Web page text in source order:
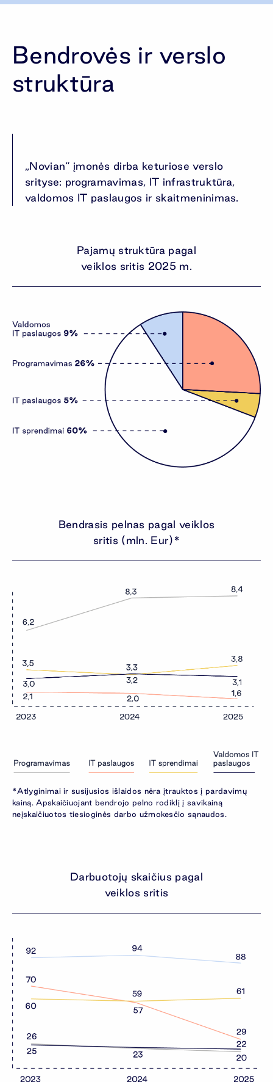
Bendrovės ir verslo
struktūra
„Novian“ įmonės dirba keturiose verslo
srityse: programavimas, IT infrastruktūra,
valdomos IT paslaugos ir skaitmeninimas.
Pajamų struktūra pagal
veiklos sritis 2025 m.
Bendrasis pelnas pagal veiklos
sritis (mln. Eur)*
*Atlyginimai ir susijusios išlaidos nėra įtrauktos į pardavimų
kainą. Apskaičiuojant bendrojo pelno rodiklį į savikainą
neįskaičiuotos tiesioginės darbo užmokesčio sąnaudos.
Darbuotojų skaičius pagal
veiklos sritis